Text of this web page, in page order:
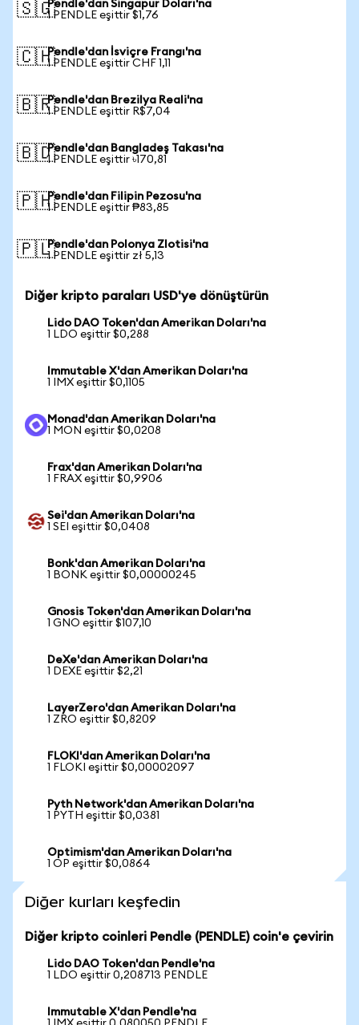
🇸🇬Pendle'dan Singapur Doları'na
1 PENDLE eşittir $1,76
🇨🇭Pendle'dan İsviçre Frangı'na
1 PENDLE eşittir CHF 1,11
🇧🇷Pendle'dan Brezilya Reali'na
1 PENDLE eşittir R$7,04
🇧🇩Pendle'dan Bangladeş Takası'na
1 PENDLE eşittir ৳170,81
🇵🇭Pendle'dan Filipin Pezosu'na
1 PENDLE eşittir ₱83,85
🇵🇱Pendle'dan Polonya Zlotisi'na
1 PENDLE eşittir zł 5,13
Diğer kripto paraları USD'ye dönüştürün
Lido DAO Token'dan Amerikan Doları'na
1 LDO eşittir $0,288
Immutable X'dan Amerikan Doları'na
1 IMX eşittir $0,1105
Monad'dan Amerikan Doları'na
1 MON eşittir $0,0208
Frax'dan Amerikan Doları'na
1 FRAX eşittir $0,9906
Sei'dan Amerikan Doları'na
1 SEI eşittir $0,0408
Bonk'dan Amerikan Doları'na
1 BONK eşittir $0,00000245
Gnosis Token'dan Amerikan Doları'na
1 GNO eşittir $107,10
DeXe'dan Amerikan Doları'na
1 DEXE eşittir $2,21
LayerZero'dan Amerikan Doları'na
1 ZRO eşittir $0,8209
FLOKI'dan Amerikan Doları'na
1 FLOKI eşittir $0,00002097
Pyth Network'dan Amerikan Doları'na
1 PYTH eşittir $0,0381
Optimism'dan Amerikan Doları'na
1 OP eşittir $0,0864
Diğer kurları keşfedin
Diğer kripto coinleri Pendle (PENDLE) coin'e çevirin
Lido DAO Token'dan Pendle'na
1 LDO eşittir 0,208713 PENDLE
Immutable X'dan Pendle'na